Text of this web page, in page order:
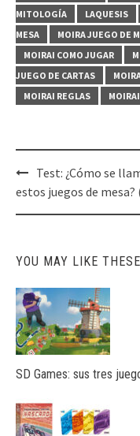
MITOLOGÍA
LAQUESIS
MESA
MOIRA JUEGO DE
MOIRAI COMO JUGAR
JUEGO DE CARTAS
MOIRAI REGLAS
Post
navigation
Test: ¿Cómo se
estos juegos de mesa?
YOU MAY LIKE
SD Games: sus tres